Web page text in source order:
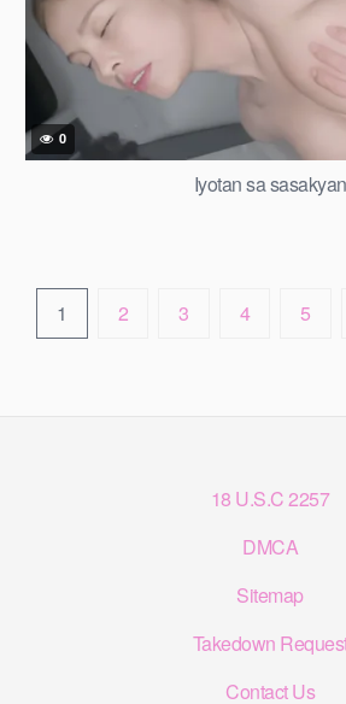
0
Iyotan sa sasakyan
1 2 3 4 5
18 U.S.C 2257
DMCA
Sitemap
Takedown
Contact Us